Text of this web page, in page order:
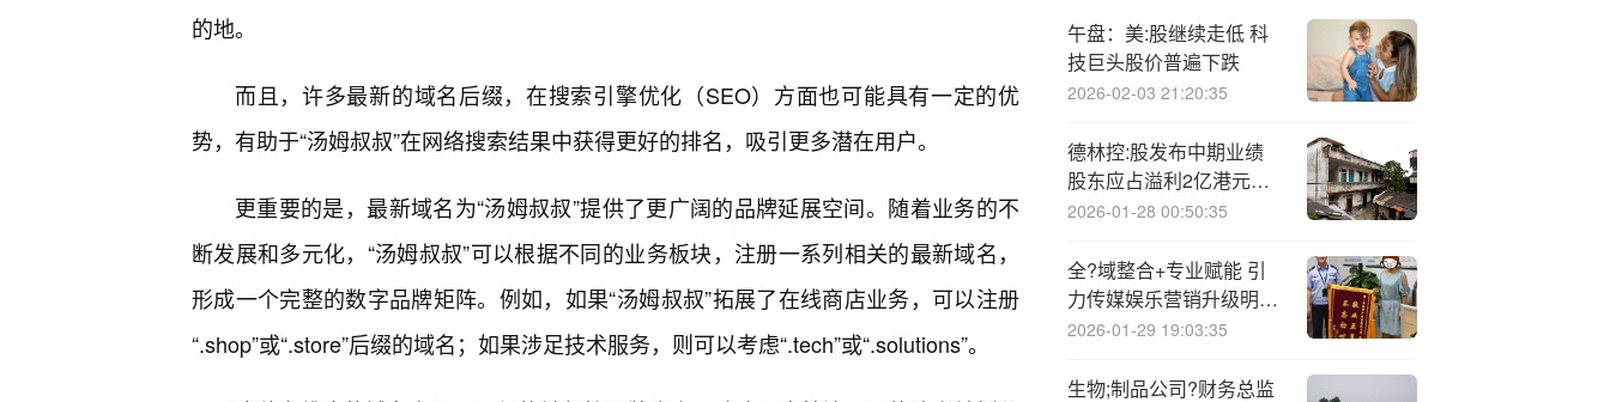
的地。
而且，许多最新的域名后缀，在搜索引擎优化（SEO）方面也可能具有一定的优
势，有助于“汤姆叔叔”在网络搜索结果中获得更好的排名，吸引更多潜在用户。
更重要的是，最新域名为“汤姆叔叔”提供了更广阔的品牌延展空间。随着业务的不
断发展和多元化，“汤姆叔叔”可以根据不同的业务板块，注册一系列相关的最新域名，
形成一个完整的数字品牌矩阵。例如，如果“汤姆叔叔”拓展了在线商店业务，可以注册
“.shop”或“.store”后缀的域名；如果涉足技术服务，则可以考虑“.tech”或“.solutions”。
午盘：美:股继续走低 科
技巨头股价普遍下跌
2026-02-03 21:20:35
德林控:股发布中期业绩
股东应占溢利2亿港元同
比增加2486.85%
2026-01-28 00:50:35
全?域整合+专业赋能 引
力传媒娱乐营销升级明星
营销价值
2026-01-29 19:03:35
生物;制品公司?财务总监